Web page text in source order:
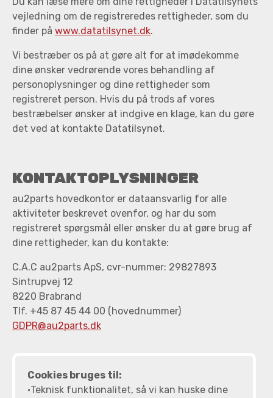
vejledning om de registreredes rettigheder, som du
finder på www.datatilsynet.dk.
Vi bestræber os på at gøre alt for at imødekomme
dine ønsker vedrørende vores behandling af
personoplysninger og dine rettigheder som
registreret person. Hvis du på trods af vores
bestræbelser ønsker at indgive en klage, kan du gøre
det ved at kontakte Datatilsynet.
KONTAKTOPLYSNINGER
au2parts hovedkontor er dataansvarlig for alle
aktiviteter beskrevet ovenfor, og har du som
registreret spørgsmål eller ønsker du at gøre brug af
dine rettigheder, kan du kontakte:
C.A.C au2parts ApS, cvr-nummer: 29827893
Sintrupvej 12
8220 Brabrand
Tlf. +45 87 45 44 00 (hovednummer)
GDPR@au2parts.dk
Cookies bruges til:
•Teknisk funktionalitet, så vi kan huske dine